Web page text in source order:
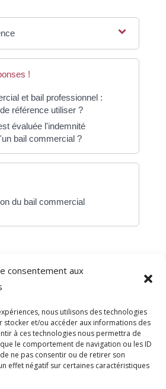
consentement aux
nous utilisons des technologies
stocker et/ou accéder aux informations des
à ces technologies nous permettra de
le comportement de navigation ou les ID
ne pas consentir ou de retirer son
effet négatif sur certaines caractéristiques
!
et bail professionnel :
référence utiliser ?
évaluée l'indemnité
bail commercial ?
du bail commercial
légale et administrative
par